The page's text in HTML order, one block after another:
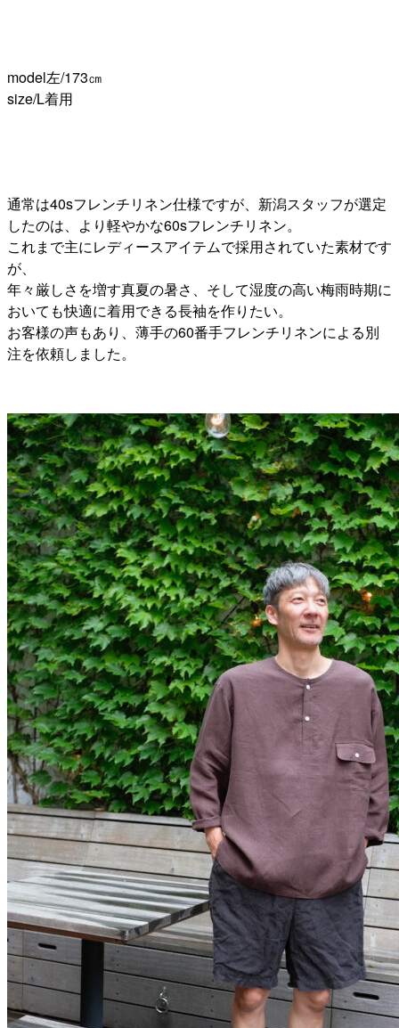
model左/173㎝
size/L着用
通常は40sフレンチリネン仕様ですが、新潟スタッフが選定
したのは、より軽やかな60sフレンチリネン。
これまで主にレディースアイテムで採用されていた素材です
が、
年々厳しさを増す真夏の暑さ、そして湿度の高い梅雨時期に
おいても快適に着用できる長袖を作りたい。
お客様の声もあり、薄手の60番手フレンチリネンによる別
注を依頼しました。